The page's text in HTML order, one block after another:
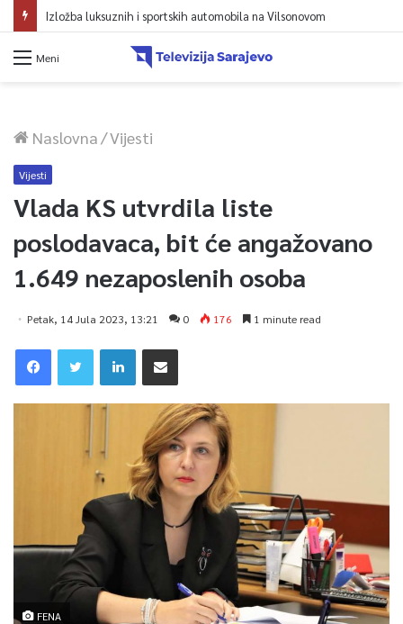
Izložba luksuznih i sportskih automobila na Vilsonovom
Meni
Naslovna/Vijesti
Vijesti
Vlada KS utvrdila liste
poslodavaca, bit će angažovano
1.649 nezaposlenih osoba
Petak, 14 Jula 2023, 13:21 0 176 1 minute read
FENA